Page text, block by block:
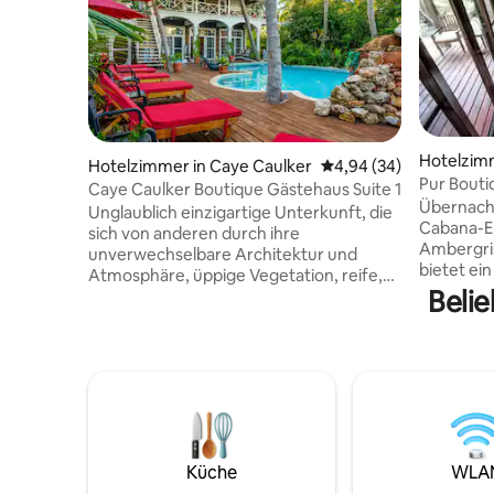
Hotelzimmer in Caye Caulker Durchschnittliche
4,94 (34)
Caye Caulker Boutique Gästehaus Suite 1
Unglaublich einzigartige Unterkunft, die
sich von anderen durch ihre
unverwechselbare Architektur und
Atmosphäre, üppige Vegetation, reife,
Ambiente. Der Pool ist wunderschön
gestaltet und jedes Zimmer wurde
sorgfältig geplant, um dir alle
Annehmlichkeiten zu bieten, die du
Pur
Pedro,
Cabana-
bietet
einer
oder
Wasser,
Küche